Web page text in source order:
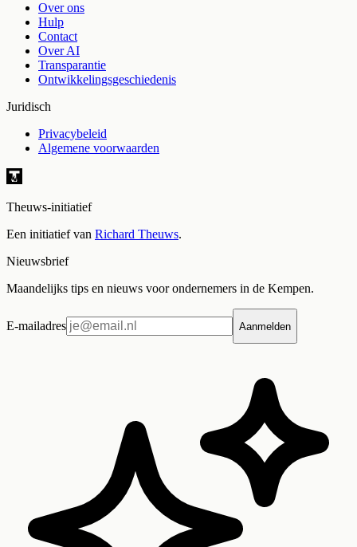
Over ons
Hulp
Contact
Over AI
Transparantie
Ontwikkelingsgeschiedenis
Juridisch
Privacybeleid
Algemene voorwaarden
Theuws-initiatief
Een initiatief van Richard Theuws.
Nieuwsbrief
Maandelijks tips en nieuws voor ondernemers in de Kempen.
E-mailadres Aanmelden